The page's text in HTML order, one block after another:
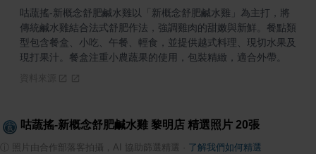
咕蔬搖-新概念舒肥鹹水雞以「新概念舒肥鹹水雞」為主打，將
傳統鹹水雞結合法式舒肥作法，強調雞肉的甜嫩與新鮮。餐點類
型包含餐盒、小吃、午餐、輕食，並提供越式料理、現切水果及
現打果汁。餐盒注重小農蔬果的使用，包裝精緻，適合外帶。
咕蔬搖-新概念舒肥鹹水雞 黎明店 精選照片 20張
照片由合作部落客拍攝，AI 協助篩選精選 了解我們如何精選